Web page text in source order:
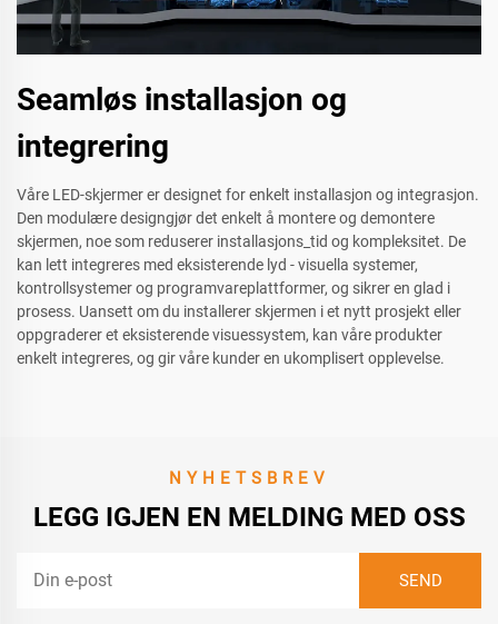
Seamløs installasjon og
integrering
Våre LED-skjermer er designet for enkelt installasjon og integrasjon.
Den modulære designgjør det enkelt å montere og demontere
skjermen, noe som reduserer installasjons_tid og kompleksitet. De
kan lett integreres med eksisterende lyd - visuella systemer,
kontrollsystemer og programvareplattformer, og sikrer en glad i
prosess. Uansett om du installerer skjermen i et nytt prosjekt eller
oppgraderer et eksisterende visuessystem, kan våre produkter
enkelt integreres, og gir våre kunder en ukomplisert opplevelse.
NYHETSBREV
LEGG IGJEN EN MELDING MED OSS